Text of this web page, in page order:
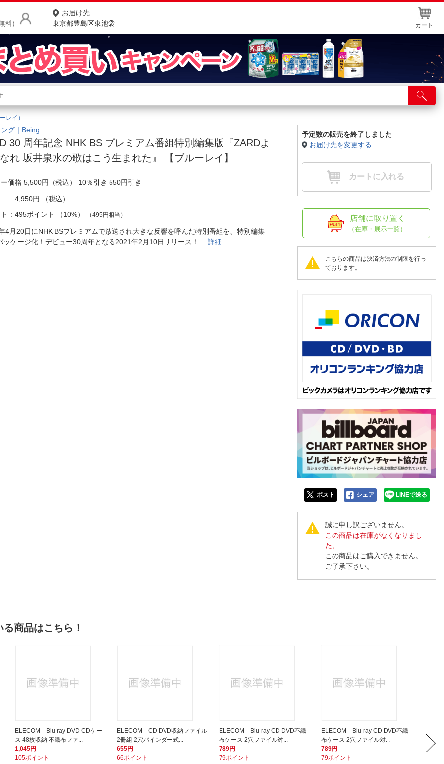
料)
お届け先
東京都豊島区東池袋
カート
商品をさがす
ランキングからさがす
カテゴリ一覧からさがす
お客様サポート
よくある質問・お問合せ
ご利用規約
店舗サービス
ネット取り置き
店舗情報・店舗一覧
IR情報
レイ）
グ｜Being
30 周年記念 NHK BS プレミアム番組特別編集版『ZARDよ
れ 坂井泉水の歌はこう生まれた』 【ブルーレイ】
ー価格 5,500円（税込） 10％引き 550円引き
4,950円
（税込）
495ポイント （10%） （495円相当）
4月20日にNHK BSプレミアムで放送され大きな反響を呼んだ特別番組を、特別編集
ッケージ化！デビュー30周年となる2021年2月10日リリース！詳細
予定数の販売を終了しました
お届け先を変更する
カートに入れる
店舗に取り置く
（在庫・展示一覧）
こちらの商品は決済方法の制限を行っ
ております。
ポスト シェア LINEで送る
誠に申し訳ございません。
この商品は在庫がなくなりまし
た。
この商品はご購入できません。
ご了承下さい。
商品はこちら！
ELECOM Blu-ray DVD CDケー
ス 48枚収納 不織布ファ...
1,045円
105ポイント
ELECOM CD DVD収納ファイル
2冊組 2穴バインダー式...
655円
66ポイント
ELECOM Blu-ray CD DVD不織
布ケース 2穴ファイル対...
789円
79ポイント
ELECOM Blu-ray CD DVD不織
布ケース 2穴ファイル対...
789円
79ポイント
D対応
800円